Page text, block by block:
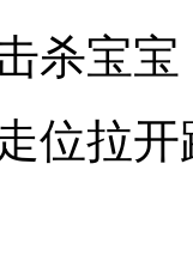
杀宝
位拉